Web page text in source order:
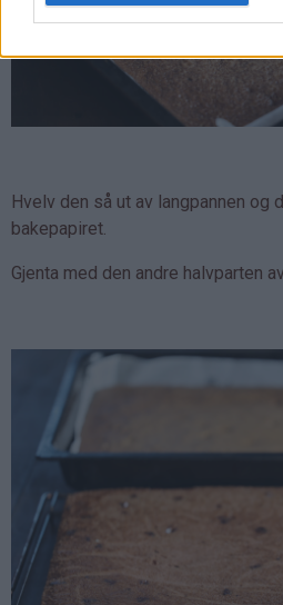
Hvelv den så ut av langpannen og
bakepapiret.
Gjenta med den andre halvparten